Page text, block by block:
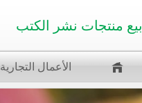
بيع منتجات نشر الكتب
الأعمال التجارية